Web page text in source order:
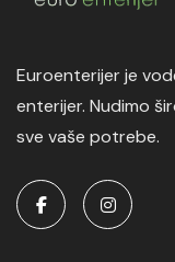
Euroenterijer je
enterijer. Nudimo
sve vaše potrebe.